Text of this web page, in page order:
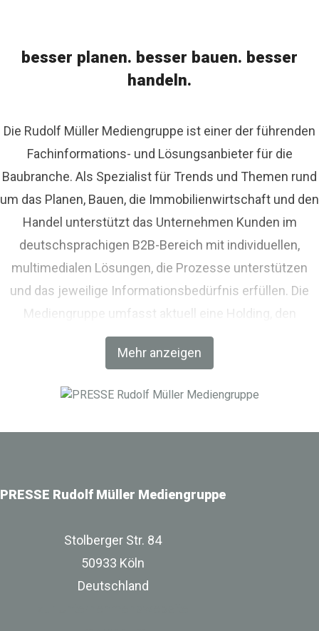
besser planen. besser bauen. besser
handeln.
Mehr anzeigen
Die Rudolf Müller Mediengruppe ist einer der führenden
Fachinformations- und Lösungsanbieter für die
Baubranche. Als Spezialist für Trends und Themen rund
um das Planen, Bauen, die Immobilienwirtschaft und den
Handel unterstützt das Unternehmen Kunden im
deutschsprachigen B2B-Bereich mit individuellen,
multimedialen Lösungen, die Prozesse unterstützen
und das jeweilige Informationsbedürfnis erfüllen. Die
Mediengruppe umfasst aktuell eine Holding, den
Fachverlag RM Rudolf Müller Medien und mit der BIM
World MUNICH eine Netzwerkplattform für Akteure der
PRESSE Rudolf Müller Mediengruppe
Stolberger Str. 84
50933 Köln
Deutschland